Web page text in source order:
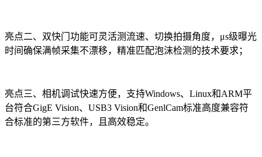
亮点二、双快门功能可灵活测流速、切换拍摄角度，μs级曝光
时间确保满帧采集不漂移，精准匹配泡沫检测的技术要求；
亮点三、相机调试快速方便，支持Windows、Linux和ARM平
台符合GigE Vision、USB3 Vision和GenlCam标准高度兼容符
合标准的第三方软件，且高效稳定。